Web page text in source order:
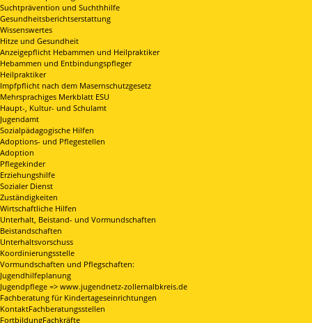
Suchtprävention und Suchthhilfe
Gesundheitsberichtserstattung
Wissenswertes
Hitze und Gesundheit
Anzeigepflicht Hebammen und Heilpraktiker
Hebammen und Entbindungspfleger
Heilpraktiker
Impfpflicht nach dem Masernschutzgesetz
Mehrsprachiges Merkblatt ESU
Haupt-, Kultur- und Schulamt
Jugendamt
Sozialpädagogische Hilfen
Adoptions- und Pflegestellen
Adoption
Pflegekinder
Erziehungshilfe
Sozialer Dienst
Zuständigkeiten
Wirtschaftliche Hilfen
Unterhalt, Beistand- und Vormundschaften
Beistandschaften
Unterhaltsvorschuss
Koordinierungsstelle
Vormundschaften und Pflegschaften:
Jugendhilfeplanung
Jugendpflege => www.jugendnetz-zollernalbkreis.de
Fachberatung für Kindertageseinrichtungen
KontaktFachberatungsstellen
FortbildungFachkräfte